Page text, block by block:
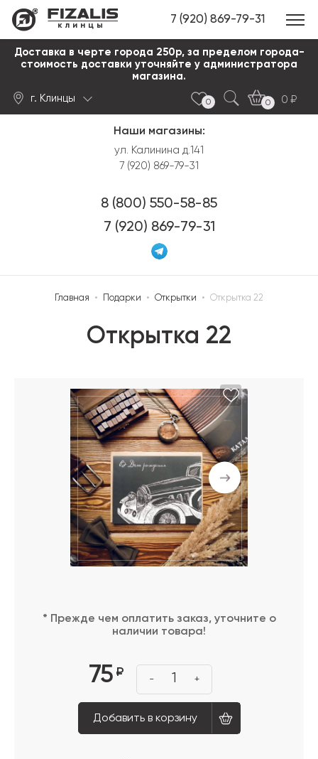
клинцы 7 (920) 869-79-31
Доставка в черте города 250р, за пределом города-
стоимость доставки уточняйте у администратора
магазина.
г. Клинцы 0 0
0
Наши магазины:
ул. Калинина д.141
7 (920) 869-79-31
8 (800) 550-58-85
7 (920) 869-79-31
Главная • Подарки • Открытки • Открытка 22
Открытка 22
* Прежде чем оплатить заказ, уточните о
наличии товара!
75 ₽
- 1 +
Добавить в корзину